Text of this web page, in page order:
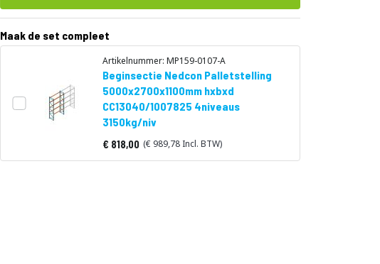
Maak de set compleet
Artikelnummer: MP159-0107-A
Beginsectie Nedcon Palletstelling
5000x2700x1100mm hxbxd
CC13040/1007825 4niveaus
3150kg/niv
Vanaf
818,00 989,78